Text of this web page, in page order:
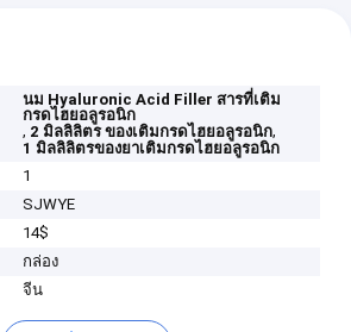
นม Hyaluronic Acid Filler สารที่เติม
กรดไฮยอลูรอนิก
, 2 มิลลิลิตร ของเติมกรดไฮยอลูรอนิก,
1 มิลลิลิตรของยาเติมกรดไฮยอลูรอนิก
1
SJWYE
14$
กล่อง
จีน